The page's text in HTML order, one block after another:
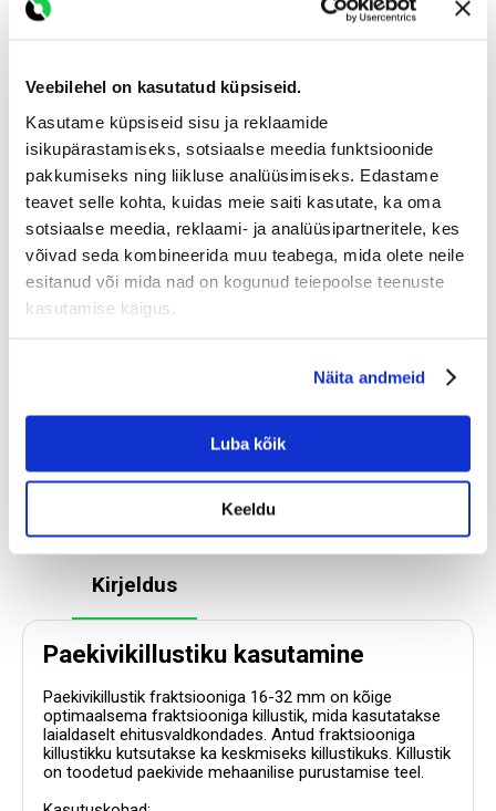
Veebilehel on kasutatud küpsiseid.
Kasutame küpsiseid sisu ja reklaamide
isikupärastamiseks, sotsiaalse meedia funktsioonide
pakkumiseks ning liikluse analüüsimiseks. Edastame
teavet selle kohta, kuidas meie saiti kasutate, ka oma
sotsiaalse meedia, reklaami- ja analüüsipartneritele, kes
võivad seda kombineerida muu teabega, mida olete neile
esitanud või mida nad on kogunud teiepoolse teenuste
kasutamise käigus.
Näita andmeid
Luba kõik
Keeldu
49.0 €
Esimene vaba aeg :
10 august 2026
Telli ette ja mine ise järgi :
Vaata rohem
Kirjeldus
Paekivikillustiku kasutamine
Paekivikillustik fraktsiooniga 16-32 mm on kõige
optimaalsema fraktsiooniga killustik, mida kasutatakse
laialdaselt ehitusvaldkondades. Antud fraktsiooniga
killustikku kutsutakse ka keskmiseks killustikuks. Killustik
on toodetud paekivide mehaanilise purustamise teel.